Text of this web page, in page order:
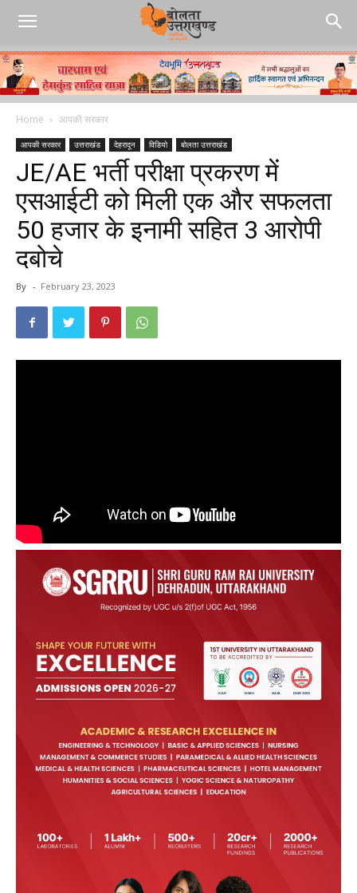
Home आपकी सरकार
आपकी सरकार उत्तराखंड देहरादून विडियो बोलता उत्तराखंड
JE/AE भर्ती परीक्षा प्रकरण में
एसआईटी को मिली एक और सफलता
₹50 हजार के इनामी सहित 3 आरोपी
दबोचे
By - February 23, 2023